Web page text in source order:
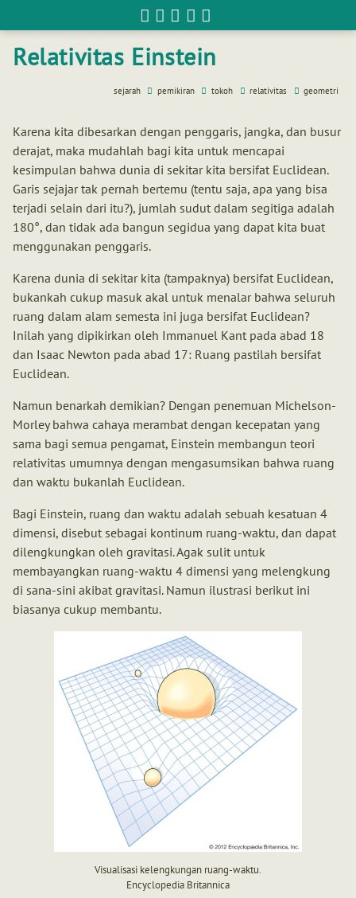
Relativitas Einstein
sejarah pemikiran tokoh relativitas geometri
Karena kita dibesarkan dengan penggaris, jangka, dan busur
derajat, maka mudahlah bagi kita untuk mencapai
kesimpulan bahwa dunia di sekitar kita bersifat Euclidean.
Garis sejajar tak pernah bertemu (tentu saja, apa yang bisa
terjadi selain dari itu?), jumlah sudut dalam segitiga adalah
180°, dan tidak ada bangun segidua yang dapat kita buat
menggunakan penggaris.
Karena dunia di sekitar kita (tampaknya) bersifat Euclidean,
bukankah cukup masuk akal untuk menalar bahwa seluruh
ruang dalam alam semesta ini juga bersifat Euclidean?
Inilah yang dipikirkan oleh Immanuel Kant pada abad 18
dan Isaac Newton pada abad 17: Ruang pastilah bersifat
Euclidean.
Namun benarkah demikian? Dengan penemuan Michelson-
Morley bahwa cahaya merambat dengan kecepatan yang
sama bagi semua pengamat, Einstein membangun teori
relativitas umumnya dengan mengasumsikan bahwa ruang
dan waktu bukanlah Euclidean.
Bagi Einstein, ruang dan waktu adalah sebuah kesatuan 4
dimensi, disebut sebagai kontinum ruang-waktu, dan dapat
dilengkungkan oleh gravitasi. Agak sulit untuk
membayangkan ruang-waktu 4 dimensi yang melengkung
di sana-sini akibat gravitasi. Namun ilustrasi berikut ini
biasanya cukup membantu.
Visualisasi kelengkungan ruang-waktu.
Encyclopedia Britannica
matematis